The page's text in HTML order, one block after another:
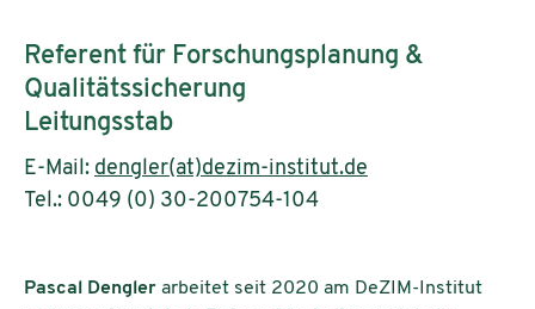
Referent für Forschungsplanung &
Qualitätssicherung
Leitungsstab
E-Mail: dengler(at)dezim-institut.de
Tel.: 0049 (0) 30-200754-104
Pascal Dengler arbeitet seit 2020 am DeZIM-Institut